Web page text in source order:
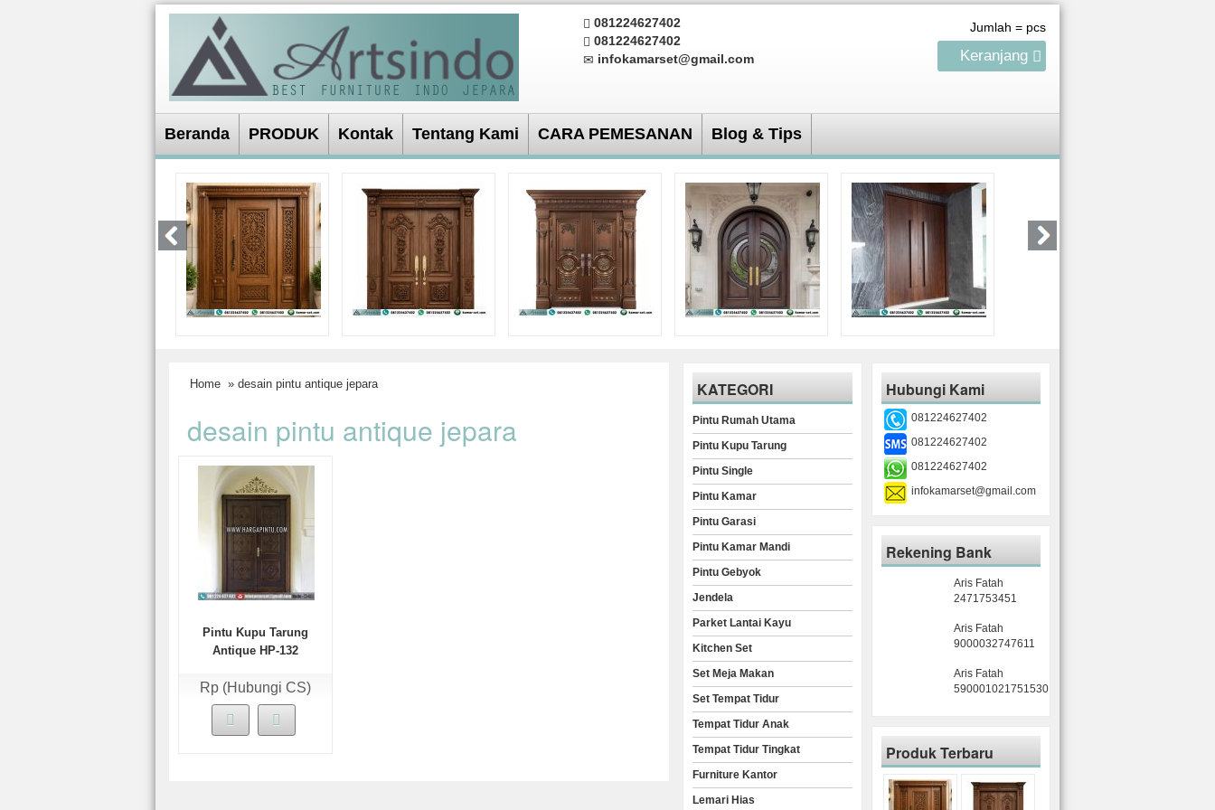
081224627402
081224627402
infokamarset@gmail.com
Jumlah = pcs
Keranjang
Beranda PRODUK Kontak Tentang Kami CARA PEMESANAN Blog & Tips
Home » desain pintu antique jepara
desain pintu antique jepara
Pintu Kupu Tarung
Antique HP-132
Rp (Hubungi CS)
KATEGORI
Pintu Rumah Utama
Pintu Kupu Tarung
Pintu Single
Pintu Kamar
Pintu Garasi
Pintu Kamar Mandi
Pintu Gebyok
Jendela
Parket Lantai Kayu
Kitchen Set
Set Meja Makan
Set Tempat Tidur
Tempat Tidur Anak
Tempat Tidur Tingkat
Furniture Kantor
Lemari Hias
Hubungi Kami
081224627402
081224627402
081224627402
infokamarset@gmail.com
Rekening Bank
Aris Fatah
2471753451
Aris Fatah
9000032747611
Aris Fatah
590001021751530
Produk Terbaru